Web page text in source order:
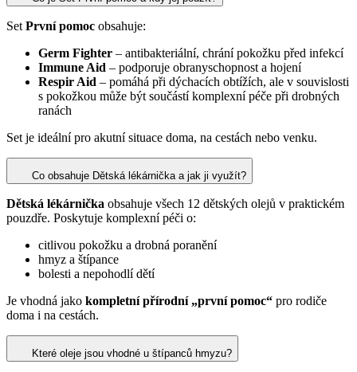
Set První pomoc obsahuje:
Germ Fighter – antibakteriální, chrání pokožku před infekcí
Immune Aid – podporuje obranyschopnost a hojení
Respir Aid – pomáhá při dýchacích obtížích, ale v souvislosti
s pokožkou může být součástí komplexní péče při drobných
ranách
Set je ideální pro akutní situace doma, na cestách nebo venku.
Co obsahuje Dětská lékárnička a jak ji využít?
Dětská lékárnička obsahuje všech 12 dětských olejů v praktickém
pouzdře. Poskytuje komplexní péči o:
citlivou pokožku a drobná poranění
hmyz a štípance
bolesti a nepohodlí dětí
Je vhodná jako kompletní přírodní „první pomoc“ pro rodiče
doma i na cestách.
Které oleje jsou vhodné u štípanců hmyzu?